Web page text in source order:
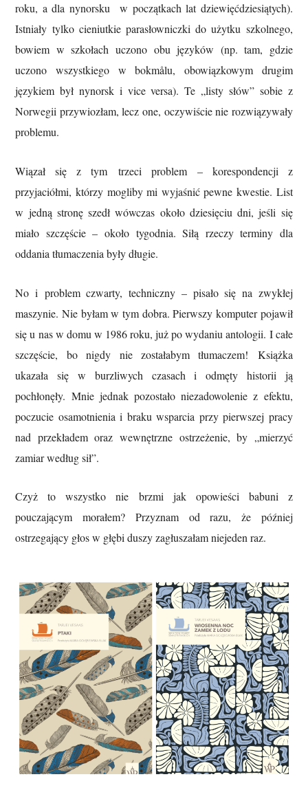
roku, a dla nynorsku w początkach lat dziewięćdziesiątych).
Istniały tylko cieniutkie parasłowniczki do użytku szkolnego,
bowiem w szkołach uczono obu języków (np. tam, gdzie
uczono wszystkiego w bokmålu, obowiązkowym drugim
językiem był nynorsk i vice versa). Te „listy słów” sobie z
Norwegii przywiozłam, lecz one, oczywiście nie rozwiązywały
problemu.
Wiązał się z tym trzeci problem – korespondencji z
przyjaciółmi, którzy mogliby mi wyjaśnić pewne kwestie. List
w jedną stronę szedł wówczas około dziesięciu dni, jeśli się
miało szczęście – około tygodnia. Siłą rzeczy terminy dla
oddania tłumaczenia były długie.
No i problem czwarty, techniczny – pisało się na zwykłej
maszynie. Nie byłam w tym dobra. Pierwszy komputer pojawił
się u nas w domu w 1986 roku, już po wydaniu antologii. I całe
szczęście, bo nigdy nie zostałabym tłumaczem! Książka
ukazała się w burzliwych czasach i odmęty historii ją
pochłonęły. Mnie jednak pozostało niezadowolenie z efektu,
poczucie osamotnienia i braku wsparcia przy pierwszej pracy
nad przekładem oraz wewnętrzne ostrzeżenie, by „mierzyć
zamiar według sił”.
Czyż to wszystko nie brzmi jak opowieści babuni z
pouczającym morałem? Przyznam od razu, że później
ostrzegający głos w głębi duszy zagłuszałam niejeden raz.